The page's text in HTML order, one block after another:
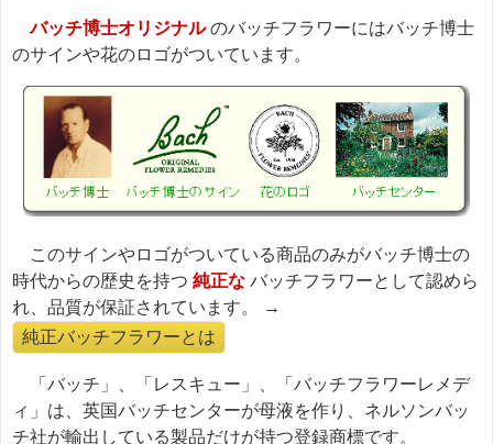
バッチ博士オリジナルのバッチフラワーにはバッチ博士
のサインや花のロゴがついています。
このサインやロゴがついている商品のみがバッチ博士の
時代からの歴史を持つ 純正な バッチフラワーとして認めら
れ、品質が保証されています。 →
純正バッチフラワーとは
「バッチ」、「レスキュー」、「バッチフラワーレメデ
ィ」は、英国バッチセンターが母液を作り、ネルソンバッ
チ社が輸出している製品だけが持つ登録商標です。